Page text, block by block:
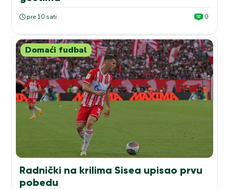
pre 10 sati 0
Domaći fudbal
Radnički na krilima Sisea upisao prvu
pobedu